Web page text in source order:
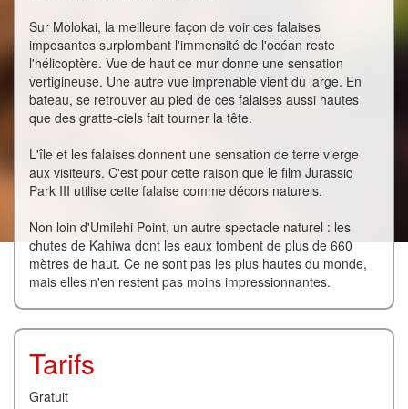
Sur Molokai, la meilleure façon de voir ces falaises
imposantes surplombant l'immensité de l'océan reste
l'hélicoptère. Vue de haut ce mur donne une sensation
vertigineuse. Une autre vue imprenable vient du large. En
bateau, se retrouver au pied de ces falaises aussi hautes
que des gratte-ciels fait tourner la tête.
L'île et les falaises donnent une sensation de terre vierge
aux visiteurs. C'est pour cette raison que le film Jurassic
Park III utilise cette falaise comme décors naturels.
Non loin d'Umilehi Point, un autre spectacle naturel : les
chutes de Kahiwa dont les eaux tombent de plus de 660
mètres de haut. Ce ne sont pas les plus hautes du monde,
mais elles n'en restent pas moins impressionnantes.
Tarifs
Gratuit